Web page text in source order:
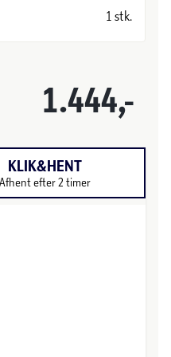
1 stk.
1.444,-
KLIK&HENT
Afhent efter 2 timer